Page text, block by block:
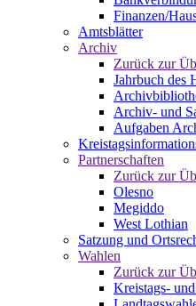
Finanzen/
Amtsblätter
Archiv
Zurück zur
Jahrbuch des
Archiv- und
Aufgaben
Partnerschaften
Zurück zur
Olesno
Megiddo
West Lothian
Satzung und
Wahlen
Zurück zur
Kreistags-